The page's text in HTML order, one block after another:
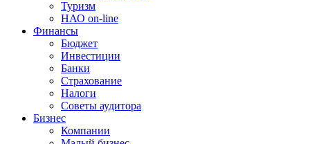
Туризм
НАО on-line
Финансы
Бюджет
Инвестиции
Банки
Страхование
Налоги
Советы аудитора
Бизнес
Компании